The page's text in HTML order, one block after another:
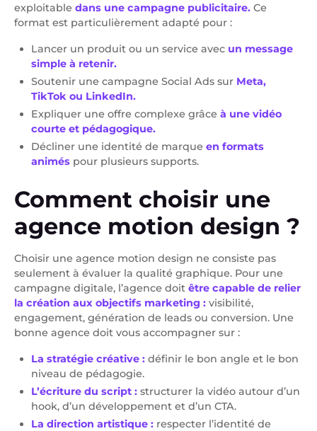
exploitable dans une campagne publicitaire. Ce
format est particulièrement adapté pour :
Lancer un produit ou un service avec un message
simple à retenir.
Soutenir une campagne Social Ads sur Meta,
TikTok ou LinkedIn.
Expliquer une offre complexe grâce à une vidéo
courte et pédagogique.
Décliner une identité de marque en formats
animés pour plusieurs supports.
Comment choisir une
agence motion design ?
Choisir une agence motion design ne consiste pas
seulement à évaluer la qualité graphique. Pour une
campagne digitale, l’agence doit être capable de relier
la création aux objectifs marketing : visibilité,
engagement, génération de leads ou conversion. Une
bonne agence doit vous accompagner sur :
La stratégie créative : définir le bon angle et le bon
niveau de pédagogie.
L’écriture du script : structurer la vidéo autour d’un
hook, d’un développement et d’un CTA.
La direction artistique : respecter l’identité de